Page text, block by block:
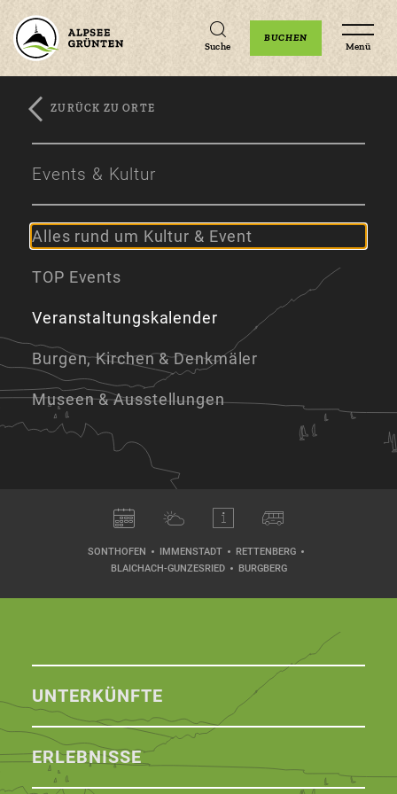
Zum
Zur
Zum
Suche
BUCHEN
Menü
ZURÜCK ZU ORTE
Events & Kultur
Alles rund um Kultur & Event
TOP Events
Veranstaltungskalender
Burgen, Kirchen & Denkmäler
Museen & Ausstellungen
SONTHOFEN IMMENSTADT
RETTENBERG
BLAICHACH-GUNZESRIED
BURGBERG
UNTERKÜNFTE
ERLEBNISSE
Unterkünfte Veranstaltungen